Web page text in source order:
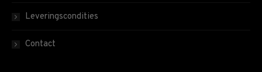
Leveringscondities
Contact